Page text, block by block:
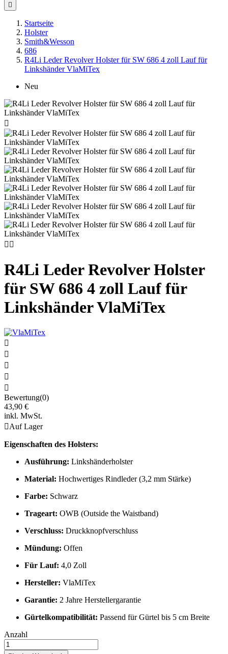

Startseite
Holster
Smith&Wesson
686
R4Li Leder Revolver Holster für SW 686 4 zoll Lauf für
Linkshänder VlaMiTex
Neu

 
R4Li Leder Revolver Holster
für SW 686 4 zoll Lauf für
Linkshänder VlaMiTex





Bewertung(0)
43,90 €
inkl. MwSt.
Auf Lager
Eigenschaften des Holsters:
Ausführung: Linkshänderholster
Material: Hochwertiges Rindleder (3,2 mm Stärke)
Farbe: Schwarz
Trageart: OWB (Outside the Waistband)
Verschluss: Druckknopfverschluss
Mündung: Offen
Für Lauf: 4,0 Zoll
Hersteller: VlaMiTex
Garantie: 2 Jahre Herstellergarantie
Gürtelkompatibilität: Passend für Gürtel bis 5 cm Breite
Anzahl